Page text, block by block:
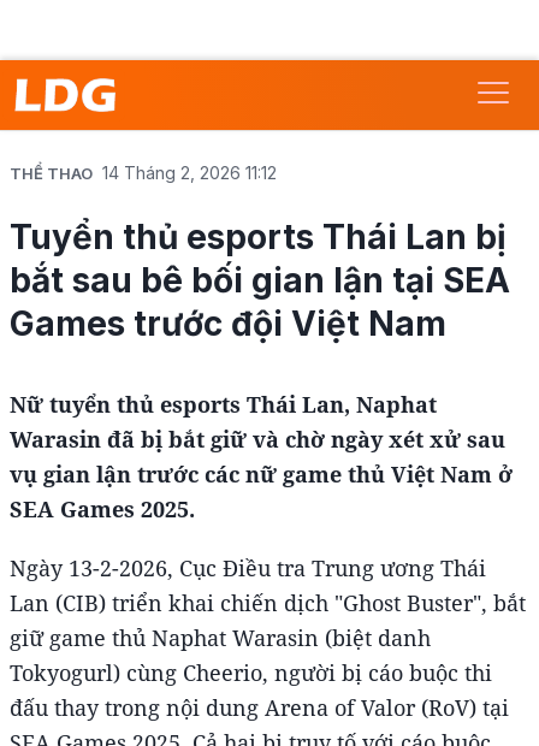
THỂ THAO 14 Tháng 2, 2026 11:12
Tuyển thủ esports Thái Lan bị
bắt sau bê bối gian lận tại SEA
Games trước đội Việt Nam
Nữ tuyển thủ esports Thái Lan, Naphat
Warasin đã bị bắt giữ và chờ ngày xét xử sau
vụ gian lận trước các nữ game thủ Việt Nam ở
SEA Games 2025.
Ngày 13-2-2026, Cục Điều tra Trung ương Thái
Lan (CIB) triển khai chiến dịch "Ghost Buster", bắt
giữ game thủ Naphat Warasin (biệt danh
Tokyogurl) cùng Cheerio, người bị cáo buộc thi
đấu thay trong nội dung Arena of Valor (RoV) tại